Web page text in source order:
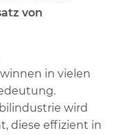
von
in vielen
wird
diese effizient in